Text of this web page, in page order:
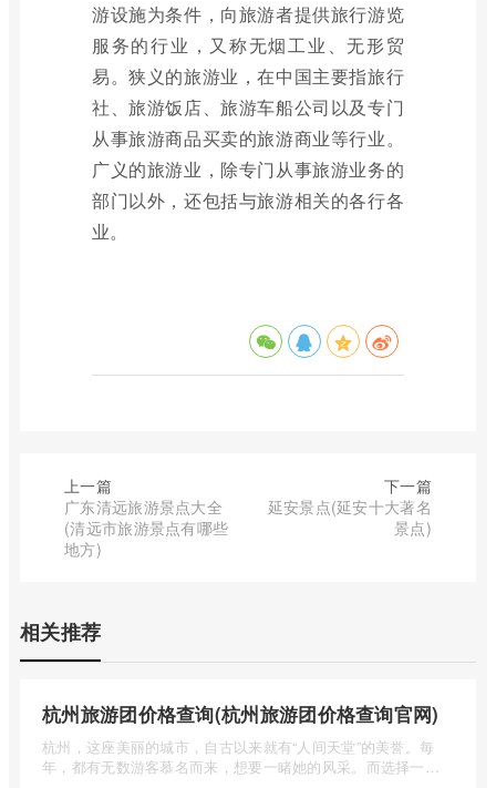
游设施为条件，向旅游者提供旅行游览
服务的行业，又称无烟工业、无形贸
易。狭义的旅游业，在中国主要指旅行
社、旅游饭店、旅游车船公司以及专门
从事旅游商品买卖的旅游商业等行业。
广义的旅游业，除专门从事旅游业务的
部门以外，还包括与旅游相关的各行各
业。
上一篇
广东清远旅游景点大全
(清远市旅游景点有哪些
地方)
下一篇
延安景点(延安十大著名
景点)
相关推荐
杭州旅游团价格查询(杭州旅游团价格查询官网)
杭州，这座美丽的城市，自古以来就有“人间天堂”的美誉。每
年，都有无数游客慕名而来，想要一睹她的风采。而选择一个